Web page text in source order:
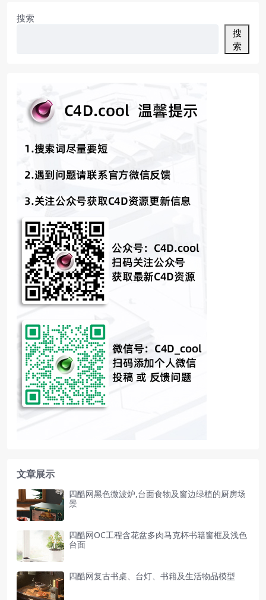
搜索
搜
索
文章展示
四酷网黑色微波炉,台面食物及窗边绿植的厨房场
景
四酷网OC工程含花盆多肉马克杯书籍窗框及浅色
台面
四酷网复古书桌、台灯、书籍及生活物品模型